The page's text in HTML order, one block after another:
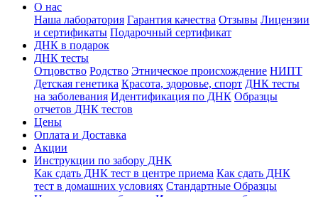
О нас
Наша лаборатория Гарантия качества Отзывы Лицензии
и сертификаты Подарочный сертификат
ДНК в подарок
ДНК тесты
Отцовство Родство Этническое происхождение НИПТ
Детская генетика Красота, здоровье, спорт ДНК тесты
на заболевания Идентификация по ДНК Образцы
отчетов ДНК тестов
Цены
Оплата и Доставка
Акции
Инструкции по забору ДНК
Как сдать ДНК тест в центре приема Как сдать ДНК
тест в домашних условиях Стандартные Образцы